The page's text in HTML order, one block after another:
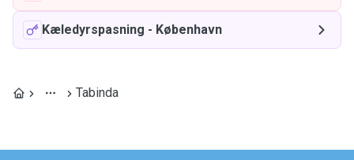
Kæledyrspasning - København
Tabinda